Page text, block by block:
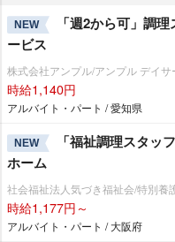
NEW
「週2から可」調
ービス
株式会社アンプル/アンプル デイ
時給1,140円
アルバイト・パート / 愛知県
NEW
「福祉調理スタッ
ホーム
社会福祉法人気づき福祉会/特別養
時給1,177円～
アルバイト・パート / 大阪府